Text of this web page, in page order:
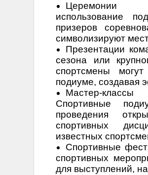
Церемонии
использование
призеров
символизируют
Презентации
сезона или
спортсмены
подиуме, создавая
Мастер-классы
Спортивные
проведения
спортивных
известных
Спортивные
спортивных
для выступлений,